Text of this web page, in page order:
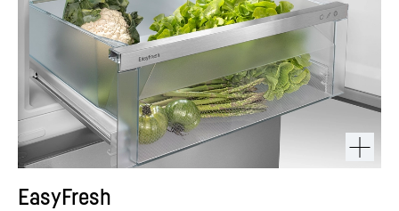
EasyFresh